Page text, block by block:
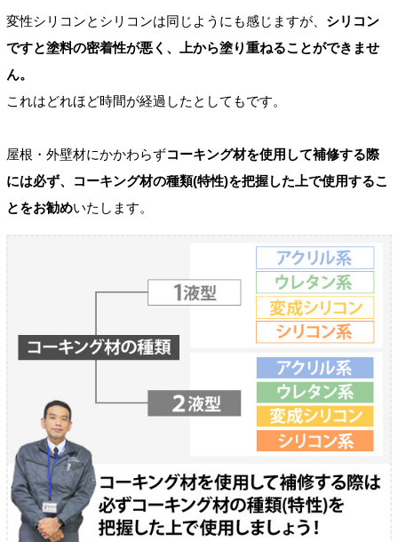
変性シリコンとシリコンは同じようにも感じますが、 シリコン
ですと塗料の密着性が悪く、上から塗り重ねることができませ
ん。
これはどれほど時間が経過したとしてもです。
屋根・外壁材にかかわらずコーキング材を使用して補修する際
には必ず、コーキング材の種類(特性)を把握した上で使用するこ
とをお勧めいたします。